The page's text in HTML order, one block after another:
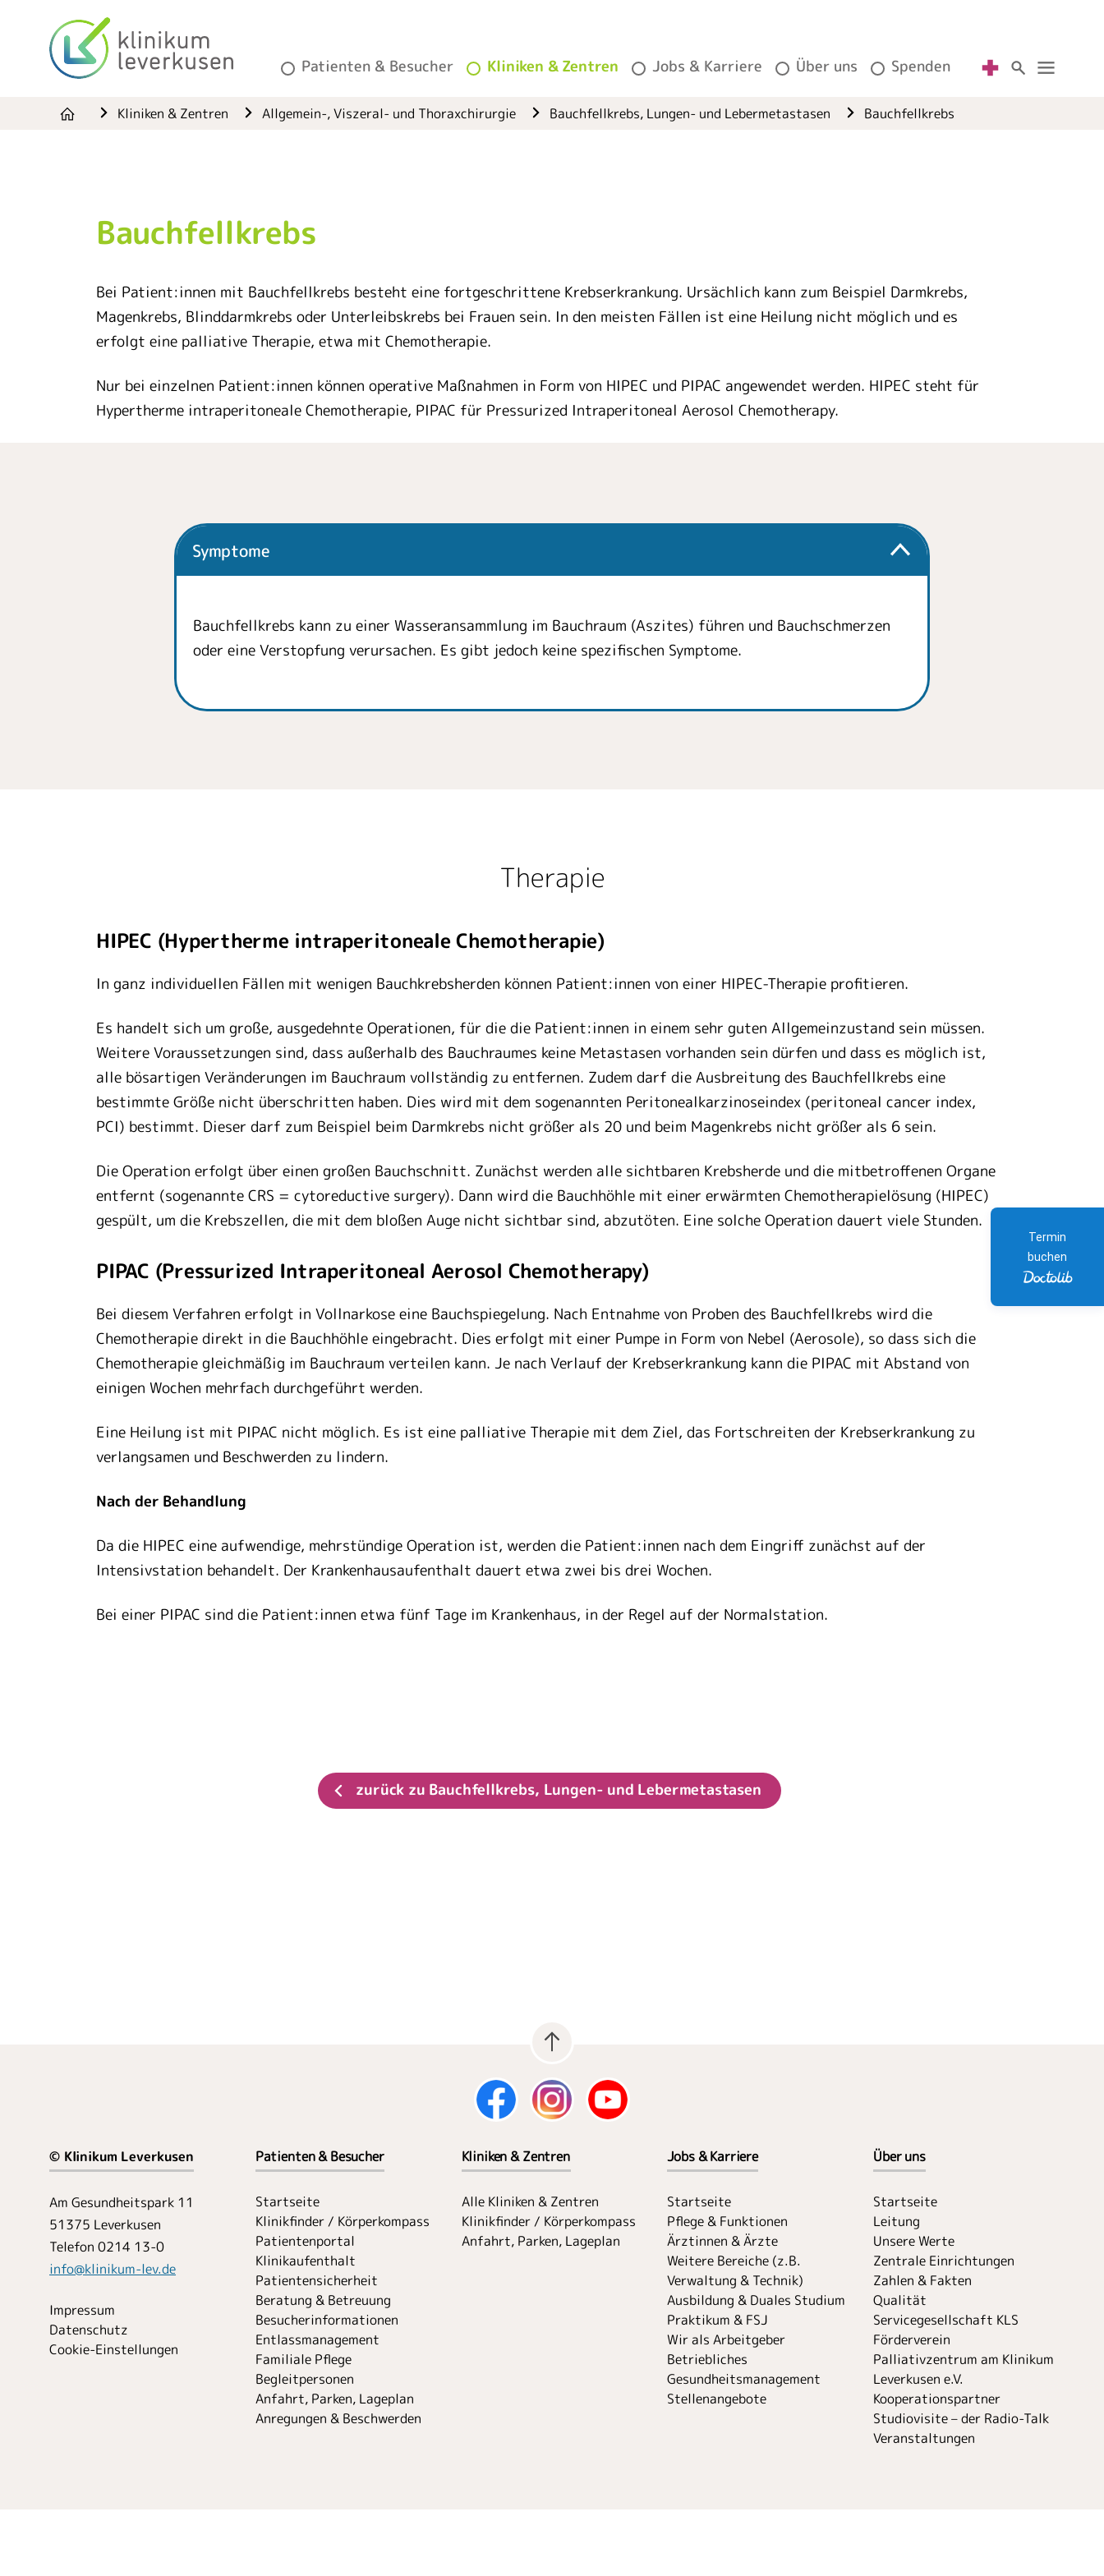
Patienten & Besucher Kliniken & Zentren
(current) Jobs & Karriere Über uns Spenden
Kliniken & Zentren Allgemein-, Viszeral- und Thoraxchirurgie Bauchfellkrebs, Lungen- und Lebermetastasen Bauchfellkrebs
Bauchfellkrebs
Bei Patient:innen mit Bauchfellkrebs besteht eine fortgeschrittene Krebserkrankung. Ursächlich kann zum Beispiel Darmkrebs,
Magenkrebs, Blinddarmkrebs oder Unterleibskrebs bei Frauen sein. In den meisten Fällen ist eine Heilung nicht möglich und es
erfolgt eine palliative Therapie, etwa mit Chemotherapie.
Nur bei einzelnen Patient:innen können operative Maßnahmen in Form von HIPEC und PIPAC angewendet werden. HIPEC steht für
Hypertherme intraperitoneale Chemotherapie, PIPAC für Pressurized Intraperitoneal Aerosol Chemotherapy.
Symptome
Bauchfellkrebs kann zu einer Wasseransammlung im Bauchraum (Aszites) führen und Bauchschmerzen
oder eine Verstopfung verursachen. Es gibt jedoch keine spezifischen Symptome.
Therapie
HIPEC (Hypertherme intraperitoneale Chemotherapie)
In ganz individuellen Fällen mit wenigen Bauchkrebsherden können Patient:innen von einer HIPEC-Therapie profitieren.
Es handelt sich um große, ausgedehnte Operationen, für die die Patient:innen in einem sehr guten Allgemeinzustand sein müssen.
Weitere Voraussetzungen sind, dass außerhalb des Bauchraumes keine Metastasen vorhanden sein dürfen und dass es möglich ist,
alle bösartigen Veränderungen im Bauchraum vollständig zu entfernen. Zudem darf die Ausbreitung des Bauchfellkrebs eine
bestimmte Größe nicht überschritten haben. Dies wird mit dem sogenannten Peritonealkarzinoseindex (peritoneal cancer index,
PCI) bestimmt. Dieser darf zum Beispiel beim Darmkrebs nicht größer als 20 und beim Magenkrebs nicht größer als 6 sein.
Die Operation erfolgt über einen großen Bauchschnitt. Zunächst werden alle sichtbaren Krebsherde und die mitbetroffenen Organe
entfernt (sogenannte CRS = cytoreductive surgery). Dann wird die Bauchhöhle mit einer erwärmten Chemotherapielösung (HIPEC)
gespült, um die Krebszellen, die mit dem bloßen Auge nicht sichtbar sind, abzutöten. Eine solche Operation dauert viele Stunden.
PIPAC (Pressurized Intraperitoneal Aerosol Chemotherapy)
Bei diesem Verfahren erfolgt in Vollnarkose eine Bauchspiegelung. Nach Entnahme von Proben des Bauchfellkrebs wird die
Chemotherapie direkt in die Bauchhöhle eingebracht. Dies erfolgt mit einer Pumpe in Form von Nebel (Aerosole), so dass sich die
Chemotherapie gleichmäßig im Bauchraum verteilen kann. Je nach Verlauf der Krebserkrankung kann die PIPAC mit Abstand von
einigen Wochen mehrfach durchgeführt werden.
Eine Heilung ist mit PIPAC nicht möglich. Es ist eine palliative Therapie mit dem Ziel, das Fortschreiten der Krebserkrankung zu
verlangsamen und Beschwerden zu lindern.
Nach der Behandlung
Da die HIPEC eine aufwendige, mehrstündige Operation ist, werden die Patient:innen nach dem Eingriff zunächst auf der
Intensivstation behandelt. Der Krankenhausaufenthalt dauert etwa zwei bis drei Wochen.
Bei einer PIPAC sind die Patient:innen etwa fünf Tage im Krankenhaus, in der Regel auf der Normalstation.
zurück zu Bauchfellkrebs, Lungen- und Lebermetastasen
Termin
buchen
© Klinikum Leverkusen
Am Gesundheitspark 11
51375 Leverkusen
Telefon 0214 13-0
info@klinikum-lev.de
Impressum
Datenschutz
Cookie-Einstellungen
Patienten & Besucher
Startseite
Klinikfinder / Körperkompass
Patientenportal
Klinikaufenthalt
Patientensicherheit
Beratung & Betreuung
Besucher­informationen
Entlassmanagement
Familiale Pflege
Begleitpersonen
Anfahrt, Parken, Lageplan
Anregungen & Beschwerden
Kliniken & Zentren
Alle Kliniken & Zentren
Klinikfinder / Körperkompass
Anfahrt, Parken, Lageplan
Jobs & Karriere
Startseite
Pflege & Funktionen
Ärztinnen & Ärzte
Weitere Bereiche (z.B.
Verwaltung & Technik)
Ausbildung & Duales Studium
Praktikum & FSJ
Wir als Arbeitgeber
Betriebliches
Gesundheitsmanagement
Stellenangebote
Über uns
Startseite
Leitung
Unsere Werte
Zentrale Einrichtungen
Zahlen & Fakten
Qualität
Servicegesellschaft KLS
Förderverein
Palliativzentrum am Klinikum
Leverkusen e.V.
Kooperationspartner
Studiovisite – der Radio-Talk
Veranstaltungen